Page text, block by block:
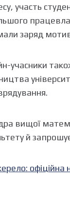
участь
заряд
учасники
вищої
й запрошує
офіційна